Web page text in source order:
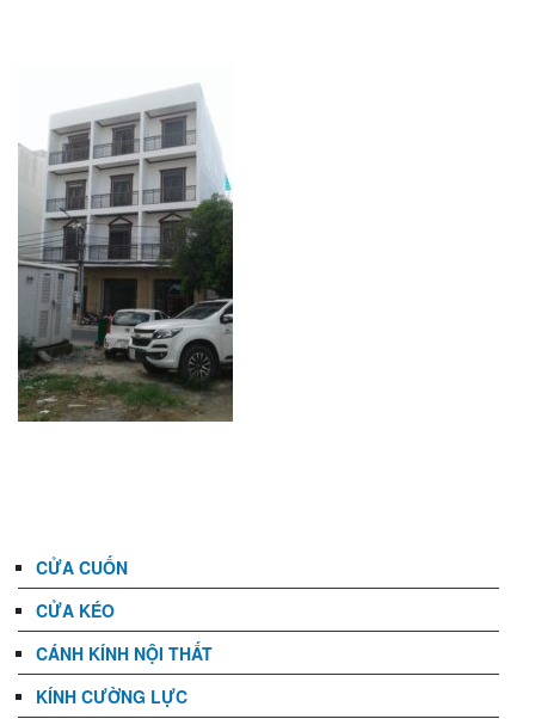
CỬA CUỐN
CỬA KÉO
CÁNH KÍNH NỘI THẤT
KÍNH CƯỜNG LỰC